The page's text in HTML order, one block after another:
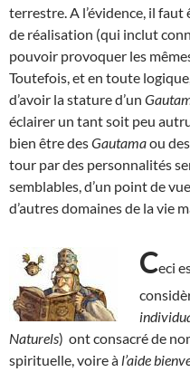
terrestre. A l’évidence, il
de réalisation (qui inclut
pouvoir provoquer les
Toutefois, et en toute
d’avoir la stature d’un
éclairer un tant soit peu
bien être desGautamaou des
tour par des personnalités
semblables, d’un point de
d’autres domaines de la vie
Ceci
Naturels) ont consacré de
spirituelle, voire à l’aide